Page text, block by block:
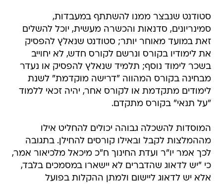
סטודנט שנבצר ממנו להשתתף במעבדות,
סמינריונים, סדנאות והכשרה מעשית, יוכל להשלים
זאת במועד מאוחר יותר; סטודנט שנאלץ להפסיק
את לימודיו בקורס ונרשם לקורס חדש, לא יחוייב
בשכר לימוד נוסף; תלמיד שנאלץ להפסיק או נעדר
מבחינה בקורס המהווה "דרישה מוקדמת" לשנת
לימודים מתקדמת או לקורס אחר, יהיה זכאי ללמוד
"על תנאי" בקורס מתקדם.
המוסדות להשכלה גבוהה יכולים להחליט אילו
מההמלצות לקבל ובאילו קורסים להחילן. בתגובה
לכך אמר יו"ר ועדת החינוך ח"כ מיכאל מלכיאור אמר,
כי "יש לדאוג שהדברים לא יישארו במסמכים בלבד,
אלא יש לדאוג ליישום ולמתן ההקלות בפועל